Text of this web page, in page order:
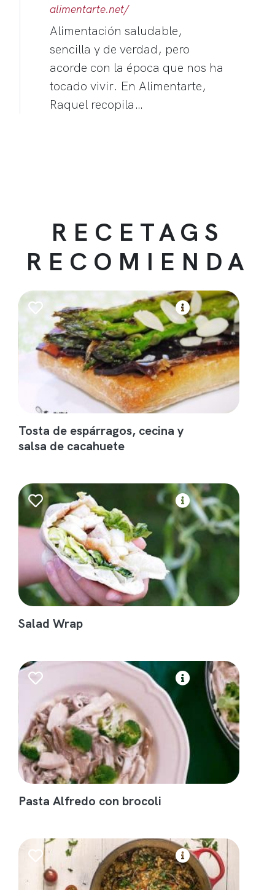
alimentarte.net/
Alimentación saludable,
sencilla y de verdad, pero
acorde con la época que nos ha
tocado vivir. En Alimentarte,
Raquel recopila…
RECETAGS
RECOMIENDA
Tosta de espárragos, cecina y
salsa de cacahuete
Salad Wrap
Pasta Alfredo con brocoli